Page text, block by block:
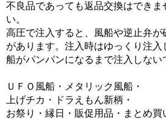
不良品であっても返品交換はできま
い。
高圧で注入すると、風船や逆止弁が
があります。注入時はゆっくり注
船がパンパンになるまで注入しない
ＵＦＯ風船・メタリック風船・
上げチカ・ドラえもん新柄・
お祭り・縁日・販促用品・まとめ買